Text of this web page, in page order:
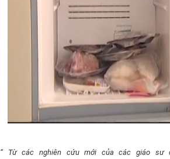
“ Từ các nghiên cứu mới của các giáo sư